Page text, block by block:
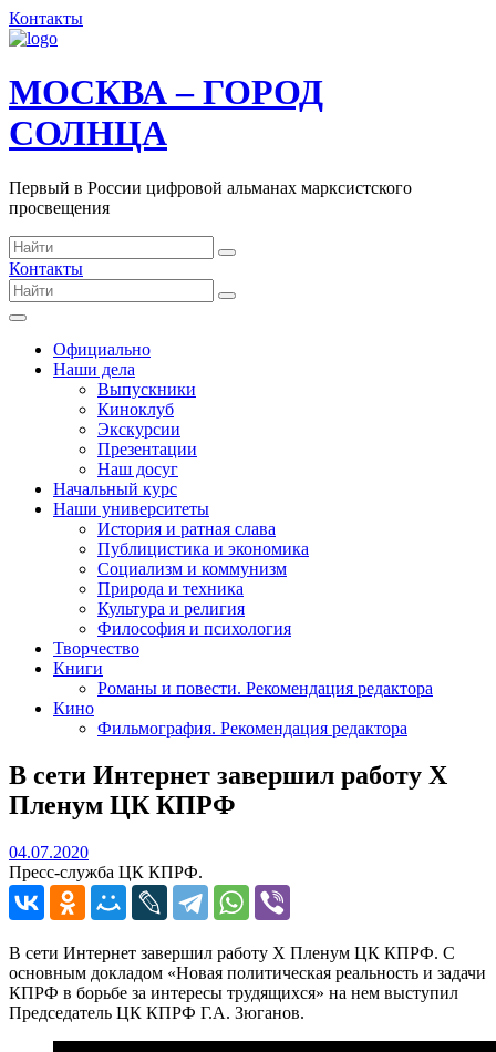
Контакты
МОСКВА – ГОРОД
СОЛНЦА
Первый в России цифровой альманах марксистского
просвещения
Контакты
Официально
Наши дела
Выпускники
Киноклуб
Экскурсии
Презентации
Наш досуг
Начальный курс
Наши университеты
История и ратная слава
Публицистика и экономика
Социализм и коммунизм
Природа и техника
Культура и религия
Философия и психология
Творчество
Книги
Романы и повести. Рекомендация редактора
Кино
Фильмография. Рекомендация редактора
В сети Интернет завершил работу Х
Пленум ЦК КПРФ
04.07.202004.07.2020
Пресс-служба ЦК КПРФ.
В сети Интернет завершил работу Х Пленум ЦК КПРФ. С
основным докладом «Новая политическая реальность и задачи
КПРФ в борьбе за интересы трудящихся» на нем выступил
Председатель ЦК КПРФ Г.А. Зюганов.